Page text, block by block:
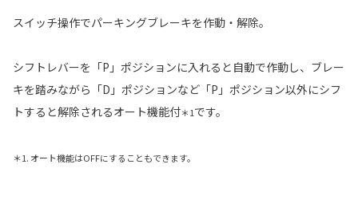
スイッチ操作でパーキングブレーキを作動・解除。
シフトレバーを「P」ポジションに入れると自動で作動し、ブレー
キを踏みながら「D」ポジションなど「P」ポジション以外にシフ
トすると解除されるオート機能付＊1です。
＊1. オート機能はOFFにすることもできます。